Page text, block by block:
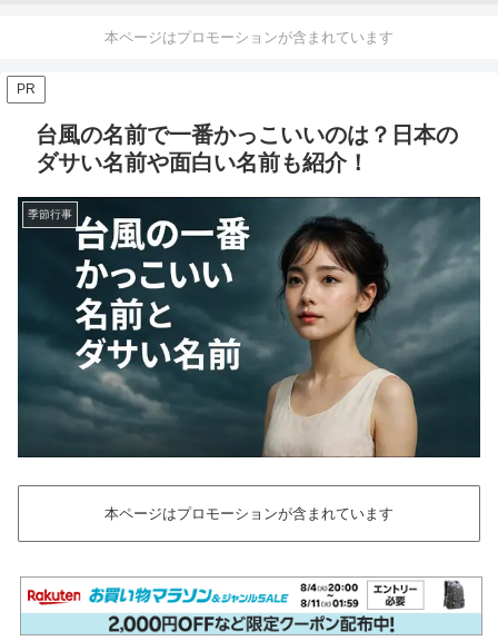
本ページはプロモーションが含まれています
PR
台風の名前で一番かっこいいのは？日本の
ダサい名前や面白い名前も紹介！
季節行事
本ページはプロモーションが含まれています